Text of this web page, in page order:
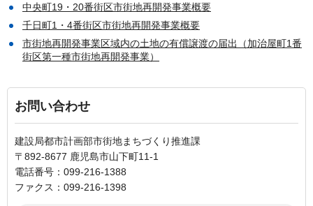
中央町19・20番街区市街地再開発事業概要
千日町1・4番街区市街地再開発事業概要
市街地再開発事業区域内の土地の有償譲渡の届出（加治屋町1番
街区第一種市街地再開発事業）
お問い合わせ
建設局都市計画部市街地まちづくり推進課
〒892-8677 鹿児島市山下町11-1
電話番号：099-216-1388
ファクス：099-216-1398